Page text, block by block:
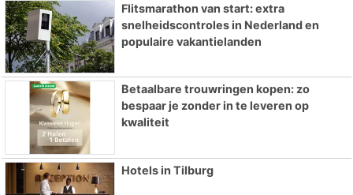
Flitsmarathon van start: extra
snelheidscontroles in Nederland en
populaire vakantielanden
Betaalbare trouwringen kopen: zo
bespaar je zonder in te leveren op
kwaliteit
Hotels in Tilburg